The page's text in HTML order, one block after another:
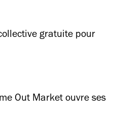
gratuite pour
de demain
Out Market ouvre ses